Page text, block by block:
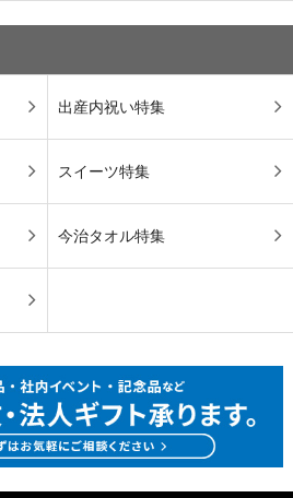
出産内祝い特集
スイーツ特集
今治タオル特集